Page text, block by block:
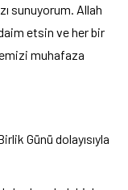
sunuyorum. Allah
etsin ve her bir
muhafaza
Günü dolayısıyla